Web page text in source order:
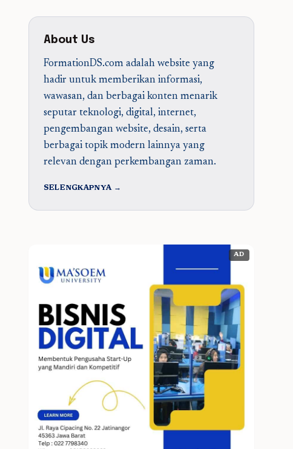
About Us
FormationDS.com adalah website yang
hadir untuk memberikan informasi,
wawasan, dan berbagai konten menarik
seputar teknologi, digital, internet,
pengembangan website, desain, serta
berbagai topik modern lainnya yang
relevan dengan perkembangan zaman.
SELENGKAPNYA →
AD